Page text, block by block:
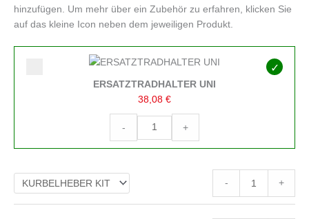
hinzufügen. Um mehr über ein Zubehör zu erfahren, klicken Sie
auf das kleine Icon neben dem jeweiligen Produkt.
ERSATZTRADHALTER UNI
38,08 €
-
UNI
Menge
+
- +